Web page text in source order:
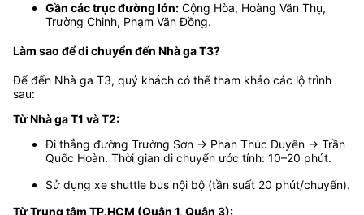
Gần các trục đường lớn: Cộng Hòa, Hoàng Văn Thụ,
Trường Chinh, Phạm Văn Đồng.
Làm sao để di chuyển đến Nhà ga T3?
Để đến Nhà ga T3, quý khách có thể tham khảo các lộ trình
sau:
Từ Nhà ga T1 và T2:
Đi thẳng đường Trường Sơn → Phan Thúc Duyên → Trần
Quốc Hoàn. Thời gian di chuyển ước tính: 10–20 phút.
Sử dụng xe shuttle bus nội bộ (tần suất 20 phút/chuyến).
Từ Trung tâm TP.HCM (Quận 1, Quận 3):